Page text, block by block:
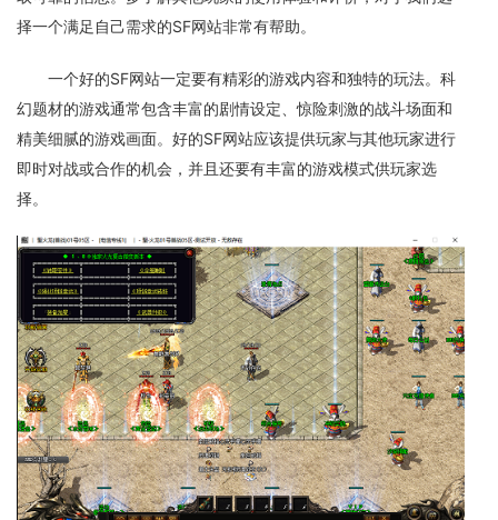
择一个满足自己需求的SF网站非常有帮助。
一个好的SF网站一定要有精彩的游戏内容和独特的玩法。科
幻题材的游戏通常包含丰富的剧情设定、惊险刺激的战斗场面和
精美细腻的游戏画面。好的SF网站应该提供玩家与其他玩家进行
即时对战或合作的机会，并且还要有丰富的游戏模式供玩家选
择。